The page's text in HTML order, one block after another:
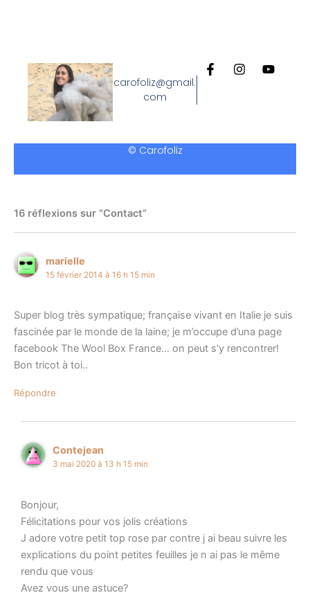
carofoliz@gmail.
com
F
a
o
I
r
Y
e
© Carofoliz
16 réflexions sur “Contact”
marielle
15 février 2014 à 16 h 15 min
Super blog très sympatique; française vivant en Italie je suis
fascinée par le monde de la laine; je m’occupe d’una page
facebook The Wool Box France… on peut s’y rencontrer!
Bon tricot à toi..
Répondre
Contejean
3 mai 2020 à 13 h 15 min
Bonjour,
Félicitations pour vos jolis créations
J adore votre petit top rose par contre j ai beau suivre les
explications du point petites feuilles je n ai pas le même
rendu que vous
Avez vous une astuce?